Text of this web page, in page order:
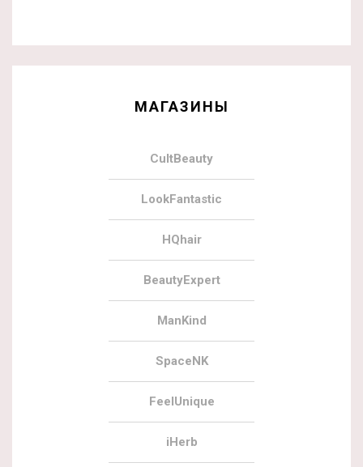
МАГАЗИНЫ
CultBeauty
LookFantastic
HQhair
BeautyExpert
ManKind
SpaceNK
FeelUnique
iHerb